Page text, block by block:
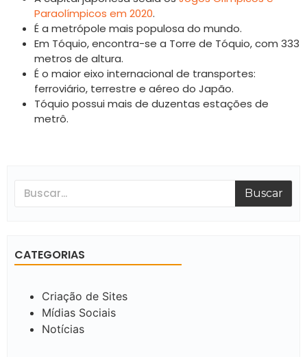
Paraolímpicos em 2020.
É a metrópole mais populosa do mundo.
Em Tóquio, encontra-se a Torre de Tóquio, com 333
metros de altura.
É o maior eixo internacional de transportes:
ferroviário, terrestre e aéreo do Japão.
Tóquio possui mais de duzentas estações de
metrô.
Buscar
CATEGORIAS
Criação de Sites
Mídias Sociais
Notícias